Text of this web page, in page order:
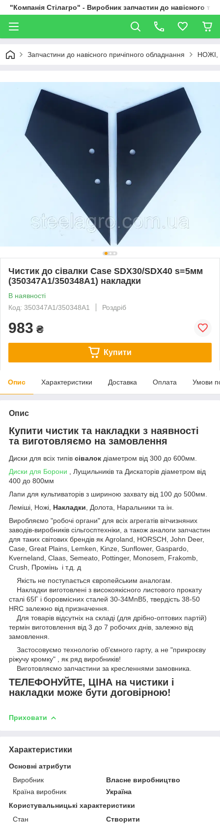
"Компанія Стілагро" - Виробник запчастин до навісного та
Запчастини до навісного причіпного обладнання НОЖІ,
Чистик до сівалки Case SDX30/SDX40 s=5мм
(350347A1/350348A1) накладки
В наявності
Код: 350347A1/350348A1
Роздріб
983 ₴
Купити
Опис Характеристики Доставка Оплата Умови
Опис
Купити чистик та накладки з наявності
та виготовляємо на замовлення
Диски для всіх типів сівалок діаметром від 300 до 600мм.
Диски для Борони , Лущильників та Дискаторів діаметром від
400 до 800мм
Лапи для культиваторів з шириною захвату від 100 до 500мм.
Леміші, Ножі, Накладки, Долота, Наральники та ін.
Виробляємо "робочі органи" для всіх агрегатів вітчизняних
заводів-виробників сільгосптехніки, а також аналоги запчастин
для таких світових брендів як Agroland, HORSCH, John Deer,
Case, Great Plains, Lemken, Kinze, Sunflower, Gaspardo,
Kverneland, Claas, Semeato, Pottinger, Monosem, Frakomb,
Crush, Промінь і т.д. д
Якість не поступається європейським аналогам.
Накладки виготовлені з високоякісного листового прокату
сталі 65Г і боровмісних сталей 30-34MnB5, твердість 38-50
HRC залежно від призначення.
Для товарів відсутніх на складі (для дрібно-оптових партій)
термін виготовлення від 3 до 7 робочих днів, залежно від
замовлення.
Застосовуємо технологію об'ємного гарту, а не "прикроєву
ріжучу кромку" , як ряд виробників!
Виготовляємо запчастини за кресленнями замовника.
ТЕЛЕФОНУЙТЕ, ЦІНА на чистики і
накладки може бути договірною!
Приховати
Характеристики
Основні атрибути
Виробник
Власне виробництво
Країна виробник
Україна
Користувальницькі характеристики
Стан
Створити